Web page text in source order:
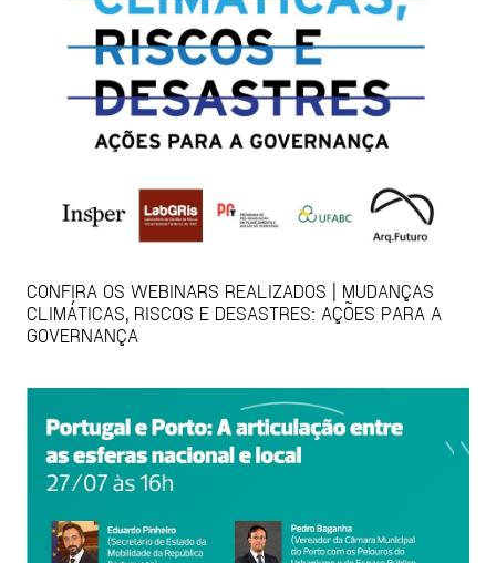
CONFIRA OS WEBINARS REALIZADOS | MUDANÇAS
CLIMÁTICAS, RISCOS E DESASTRES: AÇÕES PARA A
GOVERNANÇA